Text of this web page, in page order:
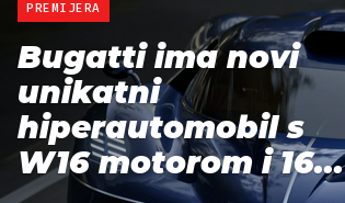
PREMIJERA
Bugatti ima novi
unikatni
hiperautomobil s
W16 motorom i 16...